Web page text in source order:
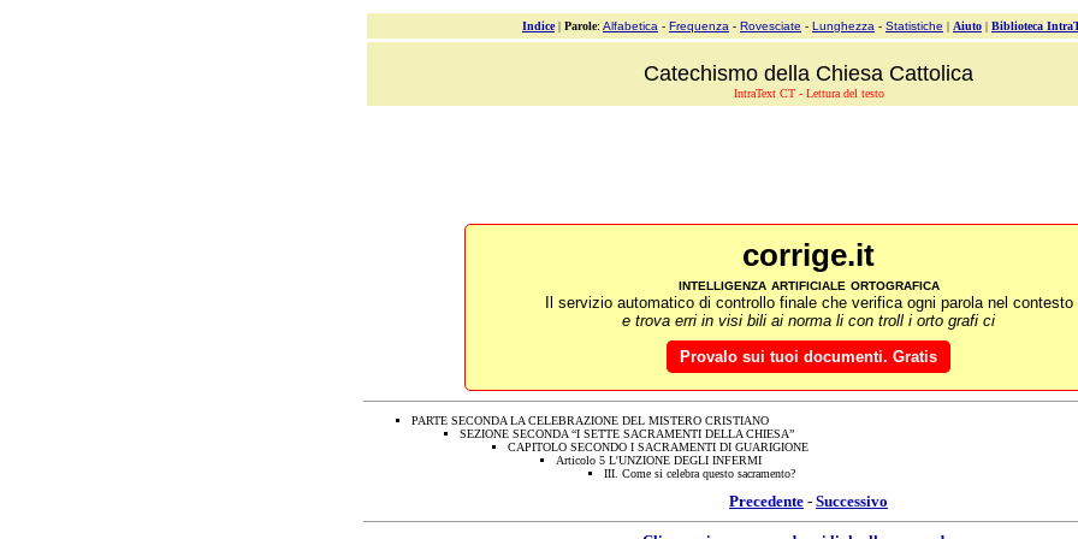
Indice| Parole: Alfabetica - Frequenza - Rovesciate - Lunghezza - Statistiche | Aiuto | Biblioteca
Catechismo della Chiesa Cattolica
IntraText CT - Lettura del testo
corrige.it
intelligenza artificiale ortografica
Il servizio automatico di controllo finale che verifica ogni parola nel contesto
e trova erri in visi bili ai norma li con troll i orto grafi ci
Provalo sui tuoi documenti. Gratis
PARTE SECONDA LA CELEBRAZIONE DEL MISTERO CRISTIANO
SEZIONE SECONDA “I SETTE SACRAMENTI DELLA CHIESA”
CAPITOLO SECONDO I SACRAMENTI DI GUARIGIONE
Articolo 5 L'UNZIONE DEGLI INFERMI
III. Come si celebra questo sacramento?
Precedente - Successivo